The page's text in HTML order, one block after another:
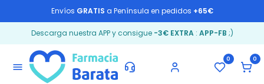
Envíos GRATIS a Península en pedidos +65€
Descarga nuestra APP y consigue -3€ EXTRA: APP-FB ;)
menu
0 0